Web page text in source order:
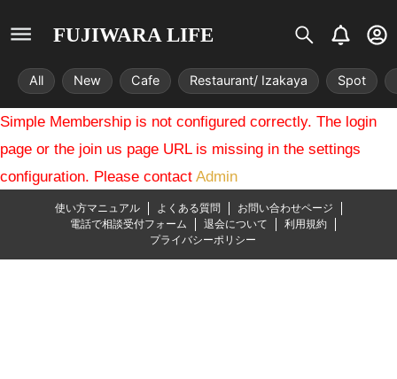
FUJIWARA LIFE
S
i
s
t
r
i
x
B
e
l
l
U
s
r
-
c
c
All New Cafe Restaurant/ Izakaya Spot
Simple Membership is not configured correctly. The login
page or the join us page URL is missing in the settings
configuration. Please contact Admin
使い方マニュアル よくある質問
お問い合わせページ
電話で相談受付フォーム
退会について
利用規約
プライバシーポリシー